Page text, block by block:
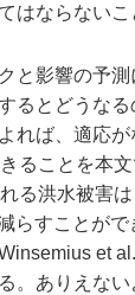
はならないこ
と影響の予
るとどうな
れば、適応
ることを本
る洪水被害は
らすことが
et
。ありえな